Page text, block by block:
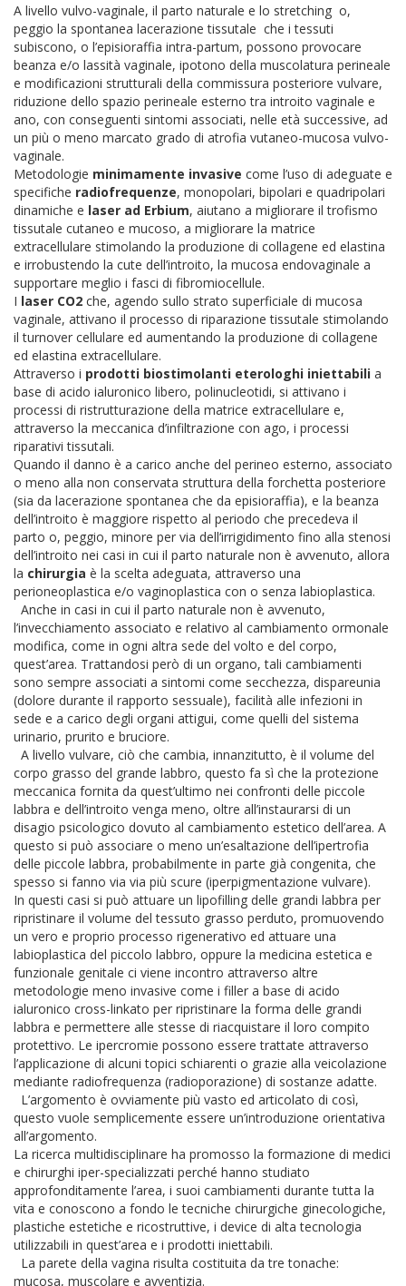
A livello vulvo-vaginale, il parto naturale e lo stretching o,
peggio la spontanea lacerazione tissutale che i tessuti
subiscono, o l’episioraffia intra-partum, possono provocare
beanza e/o lassità vaginale, ipotono della muscolatura perineale
e modificazioni strutturali della commissura posteriore vulvare,
riduzione dello spazio perineale esterno tra introito vaginale e
ano, con conseguenti sintomi associati, nelle età successive, ad
un più o meno marcato grado di atrofia vutaneo-mucosa vulvo-
vaginale.
Metodologie minimamente invasive come l’uso di adeguate e
specifiche radiofrequenze, monopolari, bipolari e quadripolari
dinamiche e laser ad Erbium, aiutano a migliorare il trofismo
tissutale cutaneo e mucoso, a migliorare la matrice
extracellulare stimolando la produzione di collagene ed elastina
e irrobustendo la cute dell’introito, la mucosa endovaginale a
supportare meglio i fasci di fibromiocellule.
I laser CO2 che, agendo sullo strato superficiale di mucosa
vaginale, attivano il processo di riparazione tissutale stimolando
il turnover cellulare ed aumentando la produzione di collagene
ed elastina extracellulare.
Attraverso i prodotti biostimolanti eterologhi iniettabili a
base di acido ialuronico libero, polinucleotidi, si attivano i
processi di ristrutturazione della matrice extracellulare e,
attraverso la meccanica d’infiltrazione con ago, i processi
riparativi tissutali.
Quando il danno è a carico anche del perineo esterno, associato
o meno alla non conservata struttura della forchetta posteriore
(sia da lacerazione spontanea che da episioraffia), e la beanza
dell’introito è maggiore rispetto al periodo che precedeva il
parto o, peggio, minore per via dell’irrigidimento fino alla stenosi
dell’introito nei casi in cui il parto naturale non è avvenuto, allora
la chirurgia è la scelta adeguata, attraverso una
perioneoplastica e/o vaginoplastica con o senza labioplastica.
Anche in casi in cui il parto naturale non è avvenuto,
l’invecchiamento associato e relativo al cambiamento ormonale
modifica, come in ogni altra sede del volto e del corpo,
quest’area. Trattandosi però di un organo, tali cambiamenti
sono sempre associati a sintomi come secchezza, dispareunia
(dolore durante il rapporto sessuale), facilità alle infezioni in
sede e a carico degli organi attigui, come quelli del sistema
urinario, prurito e bruciore.
A livello vulvare, ciò che cambia, innanzitutto, è il volume del
corpo grasso del grande labbro, questo fa sì che la protezione
meccanica fornita da quest’ultimo nei confronti delle piccole
labbra e dell’introito venga meno, oltre all’instaurarsi di un
disagio psicologico dovuto al cambiamento estetico dell’area. A
questo si può associare o meno un’esaltazione dell’ipertrofia
delle piccole labbra, probabilmente in parte già congenita, che
spesso si fanno via via più scure (iperpigmentazione vulvare).
In questi casi si può attuare un lipofilling delle grandi labbra per
ripristinare il volume del tessuto grasso perduto, promuovendo
un vero e proprio processo rigenerativo ed attuare una
labioplastica del piccolo labbro, oppure la medicina estetica e
funzionale genitale ci viene incontro attraverso altre
metodologie meno invasive come i filler a base di acido
ialuronico cross-linkato per ripristinare la forma delle grandi
labbra e permettere alle stesse di riacquistare il loro compito
protettivo. Le ipercromie possono essere trattate attraverso
l’applicazione di alcuni topici schiarenti o grazie alla veicolazione
mediante radiofrequenza (radioporazione) di sostanze adatte.
L’argomento è ovviamente più vasto ed articolato di così,
questo vuole semplicemente essere un’introduzione orientativa
all’argomento.
La ricerca multidisciplinare ha promosso la formazione di medici
e chirurghi iper-specializzati perché hanno studiato
approfonditamente l’area, i suoi cambiamenti durante tutta la
vita e conoscono a fondo le tecniche chirurgiche ginecologiche,
plastiche estetiche e ricostruttive, i device di alta tecnologia
utilizzabili in quest’area e i prodotti iniettabili.
La parete della vagina risulta costituita da tre tonache:
mucosa, muscolare e avventizia.